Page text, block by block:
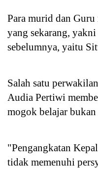
Para murid dan
yang sekarang,
sebelumnya, yaitu
Salah satu
Audia Pertiwi
mogok belajar bukan
"Pengangkatan
tidak memenuhi